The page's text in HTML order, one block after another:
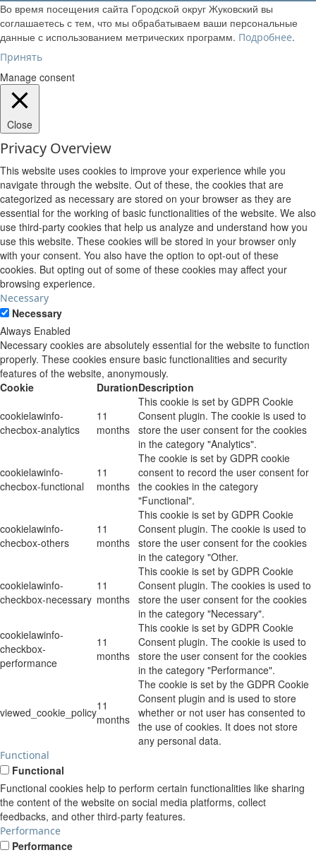
Во время посещения сайта Городской округ Жуковский вы
соглашаетесь с тем, что мы обрабатываем ваши персональные
данные с использованием метрических программ. Подробнее.
Принять
Manage consent
Close
Privacy Overview
This website uses cookies to improve your experience while you
navigate through the website. Out of these, the cookies that are
categorized as necessary are stored on your browser as they are
essential for the working of basic functionalities of the website. We also
use third-party cookies that help us analyze and understand how you
use this website. These cookies will be stored in your browser only
with your consent. You also have the option to opt-out of these
cookies. But opting out of some of these cookies may affect your
browsing experience.
Necessary
Necessary
Always Enabled
Necessary cookies are absolutely essential for the website to function
properly. These cookies ensure basic functionalities and security
features of the website, anonymously.
Cookie
DurationDescription
cookielawinfo-
checbox-analytics
11
months
This cookie is set by GDPR Cookie
Consent plugin. The cookie is used to
store the user consent for the cookies
in the category "Analytics".
cookielawinfo-
checbox-functional
11
months
The cookie is set by GDPR cookie
consent to record the user consent for
the cookies in the category
"Functional".
cookielawinfo-
checbox-others
11
months
This cookie is set by GDPR Cookie
Consent plugin. The cookie is used to
store the user consent for the cookies
in the category "Other.
cookielawinfo-
checkbox-necessary
11
months
This cookie is set by GDPR Cookie
Consent plugin. The cookies is used to
store the user consent for the cookies
in the category "Necessary".
cookielawinfo-
checkbox-
performance
11
months
This cookie is set by GDPR Cookie
Consent plugin. The cookie is used to
store the user consent for the cookies
in the category "Performance".
viewed_cookie_policy11
months
The cookie is set by the GDPR Cookie
Consent plugin and is used to store
whether or not user has consented to
the use of cookies. It does not store
any personal data.
Functional
Functional
Functional cookies help to perform certain functionalities like sharing
the content of the website on social media platforms, collect
feedbacks, and other third-party features.
Performance
Performance